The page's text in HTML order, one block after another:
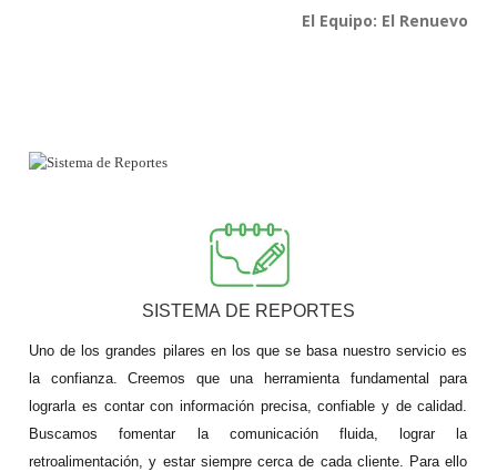
El Equipo: El Renuevo
SISTEMA DE REPORTES
Uno de los grandes pilares en los que se basa nuestro servicio es
la confianza. Creemos que una herramienta fundamental para
lograrla es contar con información precisa, confiable y de calidad.
Buscamos fomentar la comunicación fluida, lograr la
retroalimentación, y estar siempre cerca de cada cliente. Para ello